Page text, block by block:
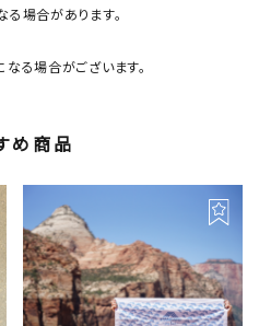
場合があります。
る場合がございます。
め商品